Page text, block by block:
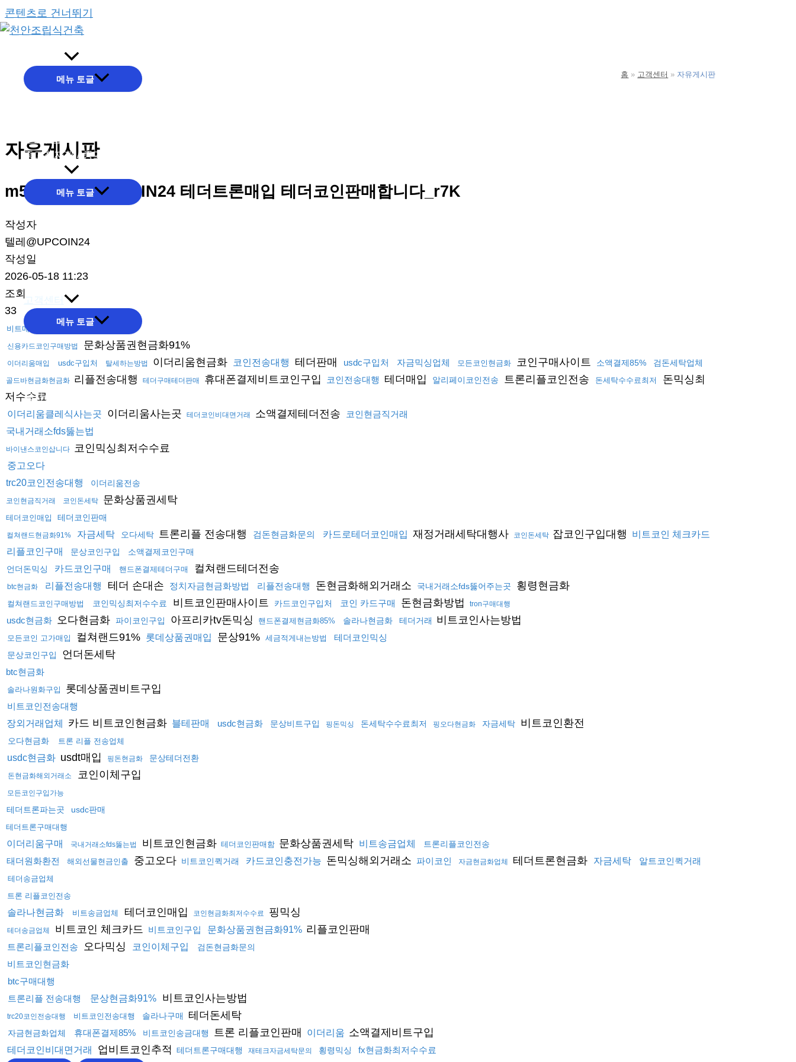
콘텐츠로 건너뛰기
메뉴 토글
주요업무
중고철자재 / 중고판넬
메뉴 토글
고객센터
메뉴 토글
공사실적
홈 고객센터 자유게시판
자유게시판
m5T_텔레@UPCOIN24 테더트론매입 테더코인판매합니다_r7K
작성자
텔레@UPCOIN24
작성일
2026-05-18 11:23
조회
33
비트매입 신용카드비트코인구매방법
신용카드코인구매방법 문화상품권현금화91%
이더리움매입 usdc구입처 탈세하는방법 이더리움현금화 코인전송대행 테더판매 usdc구입처 자금믹싱업체 모든코인현금화 코인구매사이트 소액결제85% 검돈세탁업체
골드바현금화현금화 리플전송대행 테더구매테더판매 휴대폰결제비트코인구입 코인전송대행 테더매입 알리페이코인전송 트론리플코인전송 돈세탁수수료최저
돈믹싱최
저수수료
이더리움클레식사는곳 이더리움사는곳 테더코인비대면거래 소액결제테더전송
코인현금직거래
국내거래소fds뚫는법
바이낸스코인삽니다 코인믹싱최저수수료
중고오다
trc20코인전송대행
이더리움전송
코인현금직거래 코인돈세탁 문화상품권세탁
테더코인매입 테더코인판매
컬쳐랜드현금화91% 자금세탁 오다세탁 트론리플 전송대행 검돈현금화문의 카드로테더코인매입 재정거래세탁대행사 코인돈세탁 잡코인구입대행
비트코인 체크카드
리플코인구매
문상코인구입
소액결제코인구매
언더돈믹싱
카드코인구매 핸드폰결제테더구매 컬쳐랜드테더전송
btc현금화 리플전송대행 테더 손대손 정치자금현금화방법 리플전송대행 돈현금화해외거래소 국내거래소fds뚫어주는곳 횡령현금화
컬쳐랜드코인구매방법 코인믹싱최저수수료 비트코인판매사이트 카드코인구입처 코인 카드구매 돈현금화방법 tron구매대행
usdc현금화 오다현금화 파이코인구입 아프리카tv돈믹싱 핸드폰결제현금화85% 솔라나현금화 테더거래 비트코인사는방법
모든코인 고가매입 컬쳐랜드91% 롯데상품권매입 문상91% 세금적게내는방법 테더코인믹싱
문상코인구입 언더돈세탁
btc현금화
솔라나원화구입 롯데상품권비트구입
비트코인전송대행
장외거래업체
카드 비트코인현금화 블테판매 usdc현금화 문상비트구입 핑돈믹싱 돈세탁수수료최저 핑오다현금화 자금세탁 비트코인환전
오다현금화 트론 리플 전송업체
usdc현금화 usdt매입 핑돈현금화 문상테더전환
돈현금화해외거래소 코인이체구입
모든코인구입가능
테더트론파는곳 usdc판매
테더트론구매대행
이더리움구매 국내거래소fds뚫는법 비트코인현금화 테더코인판매함 문화상품권세탁 비트송금업체 트론리플코인전송
태더원화환전 해외선물현금인출 중고오다 비트코인퀵거래 카드코인충전가능 돈믹싱해외거래소 파이코인 자금현금화업체 테더트론현금화 자금세탁 알트코인퀵거래
테더송금업체
트론 리플코인전송
솔라나현금화 비트송금업체 테더코인매입 코인현금화최저수수료 핑믹싱
테더송금업체 비트코인 체크카드 비트코인구입 문화상품권현금화91% 리플코인판매
트론리플코인전송 오다믹싱 코인이체구입 검돈현금화문의
비트코인현금화
btc구매대행
트론리플 전송대행
문상현금화91% 비트코인사는방법
trc20코인전송대행 비트코인전송대행 솔라나구매 테더돈세탁
자금현금화업체 휴대폰결제85% 비트코인송금대행 트론 리플코인판매 이더리움 소액결제비트구입
테더코인비대면거래 업비트코인추적 테더트론구매대행 재테크자금세탁문의 횡령믹싱
fx현금화최저수수료